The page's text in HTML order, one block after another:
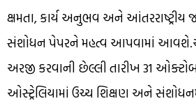
ક્ષમતા, કાર્ય અનુભવ અને આંતરરાષ્ટ્રીય
સંશોધન પેપરને મહત્વ આપવામાં
અરજી કરવાની છેલ્લી તારીખ 31
ઓસ્ટ્રેલિયામાં ઉચ્ચ શિક્ષણ અને